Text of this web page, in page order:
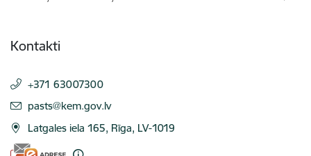
Kontakti
+371 63007300
E-pasts:
pasts@kem.gov.lv
Latgales iela 165, Rīga, LV-1019